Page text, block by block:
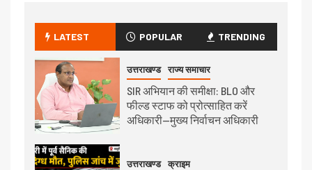
LATEST POPULAR TRENDING
उत्तराखण्ड राज्य समाचार
SIR अभियान की समीक्षा: BLO और
फील्ड स्टाफ को प्रोत्साहित करें
अधिकारी—मुख्य निर्वाचन अधिकारी
उत्तराखण्ड क्राइम